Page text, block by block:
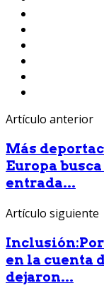
Artículo anterior
Más
Europa
entrada...
Artículo siguiente
en la cuenta
dejaron...